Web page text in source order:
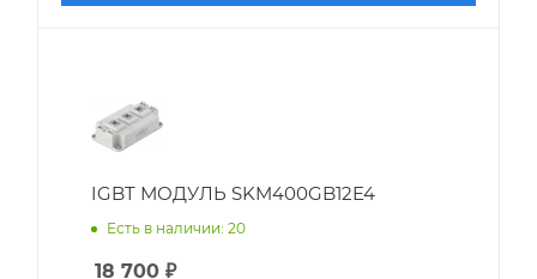
IGBT МОДУЛЬ SKM400GB12E4
Есть в наличии: 20
18 700 ₽